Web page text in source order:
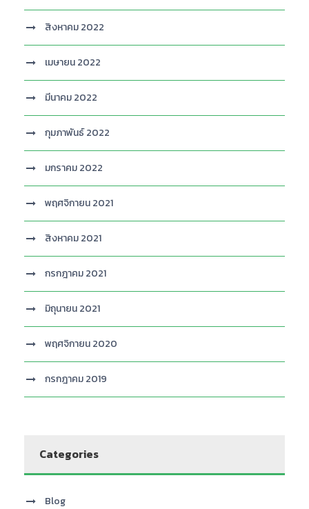
สิงหาคม 2022
เมษายน 2022
มีนาคม 2022
กุมภาพันธ์ 2022
มกราคม 2022
พฤศจิกายน 2021
สิงหาคม 2021
กรกฎาคม 2021
มิถุนายน 2021
พฤศจิกายน 2020
กรกฎาคม 2019
Categories
Blog